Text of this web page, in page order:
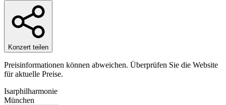
Konzert teilen
Preisinformationen können abweichen. Überprüfen Sie die Website
für aktuelle Preise.
Isarphilharmonie
München